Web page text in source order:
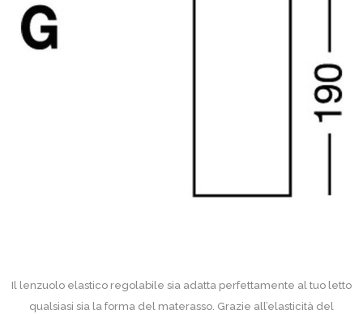
Il lenzuolo elastico regolabile sia adatta perfettamente al tuo letto
qualsiasi sia la forma del materasso. Grazie all’elasticità del